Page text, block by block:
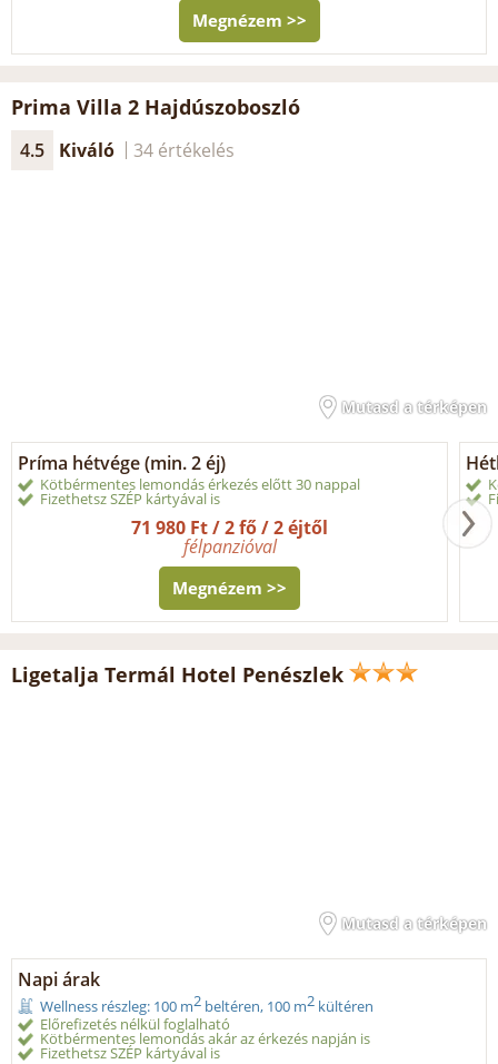
Megnézem >>
Prima Villa 2 Hajdúszoboszló
4.5 Kiváló 34 értékelés
Mutasd a térképen
Príma hétvége (min. 2 éj)
Kötbérmentes lemondás érkezés előtt 30 nappal
Fizethetsz SZÉP kártyával is
71 980 Ft / 2 fő / 2 éjtől
félpanzióval
Megnézem >>
Ligetalja Termál Hotel Penészlek
Mutasd a térképen
Napi árak
Wellness részleg: 100 m2 beltéren, 100 m2 kültéren
Előrefizetés nélkül foglalható
Kötbérmentes lemondás akár az érkezés napján is
Fizethetsz SZÉP kártyával is